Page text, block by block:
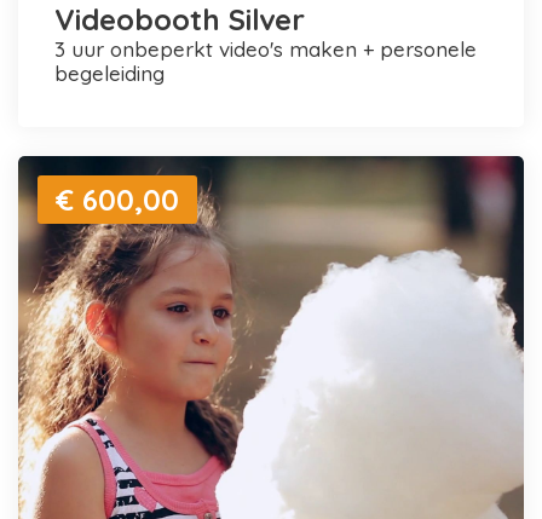
Videobooth Silver
3 uur onbeperkt video's maken + personele
begeleiding
€ 600,00